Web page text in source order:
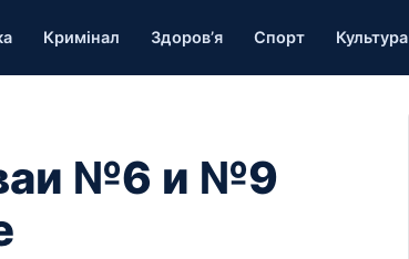
Кримінал Здоров’я Спорт Культура
№6 и №9